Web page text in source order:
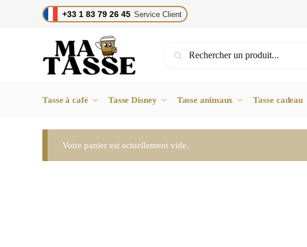
+33 1 83 79 26 45 Service Client
Recherche
Tasse à café Tasse Disney Tasse animaux Tasse cadeau
Votre panier est actuellement vide.